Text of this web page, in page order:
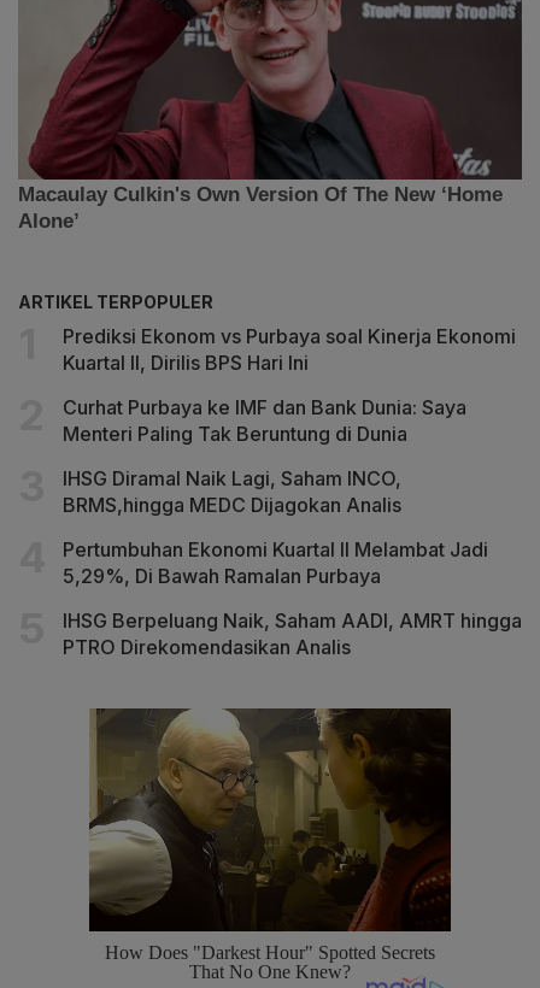
ARTIKEL TERPOPULER
Prediksi Ekonom vs Purbaya soal Kinerja Ekonomi
Kuartal II, Dirilis BPS Hari Ini
Curhat Purbaya ke IMF dan Bank Dunia: Saya
Menteri Paling Tak Beruntung di Dunia
IHSG Diramal Naik Lagi, Saham INCO,
BRMS,hingga MEDC Dijagokan Analis
Pertumbuhan Ekonomi Kuartal II Melambat Jadi
5,29%, Di Bawah Ramalan Purbaya
IHSG Berpeluang Naik, Saham AADI, AMRT hingga
PTRO Direkomendasikan Analis